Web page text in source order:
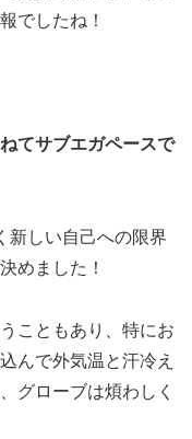
でしたね！
てサブエガペースで
新しい自己への限界
めました！
こともあり、特にお
んで外気温と汗冷え
グローブは煩わしく